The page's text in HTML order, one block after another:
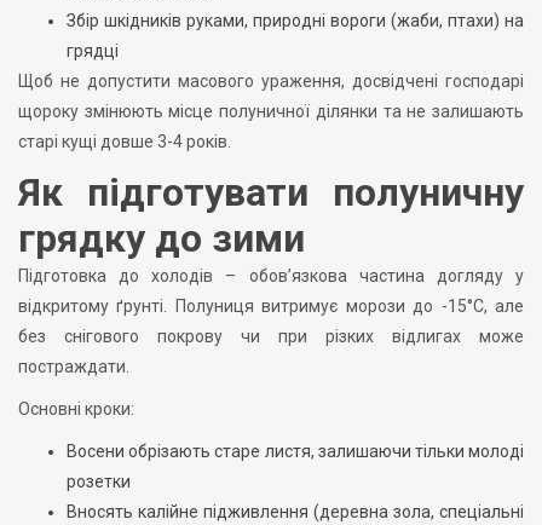
Збір шкідників руками, природні вороги (жаби, птахи) на
грядці
Щоб не допустити масового ураження, досвідчені господарі
щороку змінюють місце полуничної ділянки та не залишають
старі кущі довше 3-4 років.
Як підготувати полуничну
грядку до зими
Підготовка до холодів – обов’язкова частина догляду у
відкритому ґрунті. Полуниця витримує морози до -15°C, але
без снігового покрову чи при різких відлигах може
постраждати.
Основні кроки:
Восени обрізають старе листя, залишаючи тільки молоді
розетки
Вносять калійне підживлення (деревна зола, спеціальні